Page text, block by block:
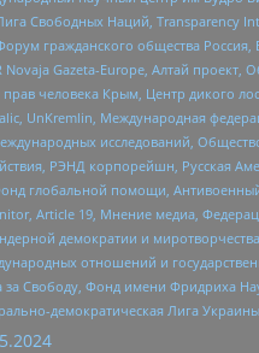
Свободных Наций, Transparеncy
гражданского общества
Gazeta-Europe, Алтай
человека Крым, Центр дикого
UnKremlin, Международная
исследований,
РЭНД корпорейшн, Русская
глобальной помощи,
Article 19, Мнение медиа,
демократии и
отношений и
Фонд имени Фридриха
демократическая Лига Украины